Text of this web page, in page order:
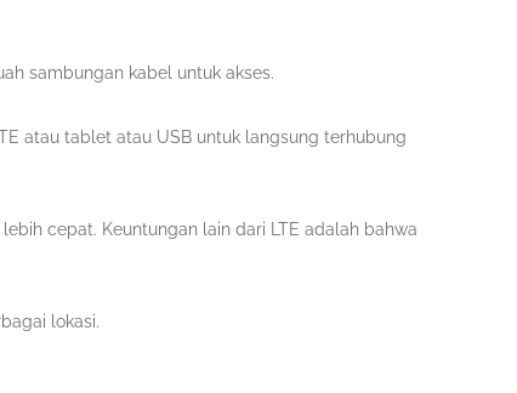
sambungan kabel untuk akses.
atau tablet atau USB untuk langsung terhubung
cepat. Keuntungan lain dari LTE adalah bahwa
lokasi.